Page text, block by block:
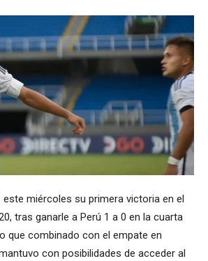
miércoles su primera victoria en el
tras ganarle a Perú 1 a 0 en la cuarta
que combinado con el empate en
con posibilidades de acceder al